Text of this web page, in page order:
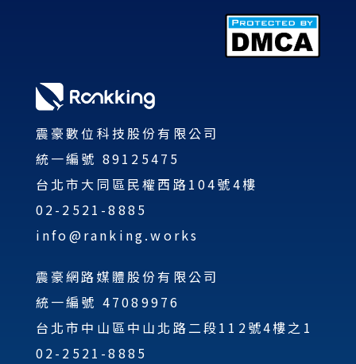
震豪數位科技股份有限公司
統一編號 89125475
台北市大同區民權西路104號4樓
02-2521-8885
info@ranking.works
震豪網路媒體股份有限公司
統一編號 47089976
台北市中山區中山北路二段112號4樓之1
02-2521-8885